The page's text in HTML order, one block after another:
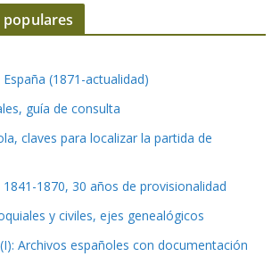
populares
(1871-actualidad)
guía de consulta
claves para localizar la partida de
1841-1870, 30 años de provisionalidad
y civiles, ejes genealógicos
Archivos españoles con documentación